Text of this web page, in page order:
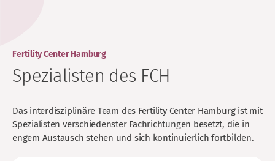
Fertility Center Hamburg
Spezialisten des FCH
Das interdisziplinäre Team des Fertility Center Hamburg ist mit
Spezialisten verschiedenster Fachrichtungen besetzt, die in
engem Austausch stehen und sich kontinuierlich fortbilden.